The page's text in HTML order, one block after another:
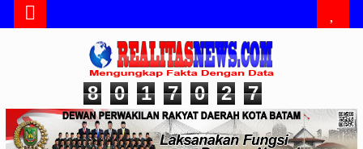
8 0 1 7 0 2 7